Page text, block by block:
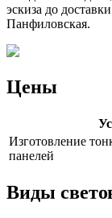
эскиза до
Панфиловская.
Цены
Изготовление
панелей
Виды